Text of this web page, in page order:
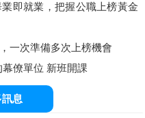
即就業，把握公職上榜黃金
一次準備多次上榜機會
僚單位 新班開課
息